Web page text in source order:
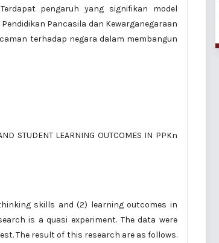
pengaruh yang signifikan model
Pancasila dan Kewarganegaraan
terhadap negara dalam membangun
STUDENT LEARNING OUTCOMES IN PPKn
skills and (2) learning outcomes in
is a quasi experiment. The data were
The result of this research are as follows.